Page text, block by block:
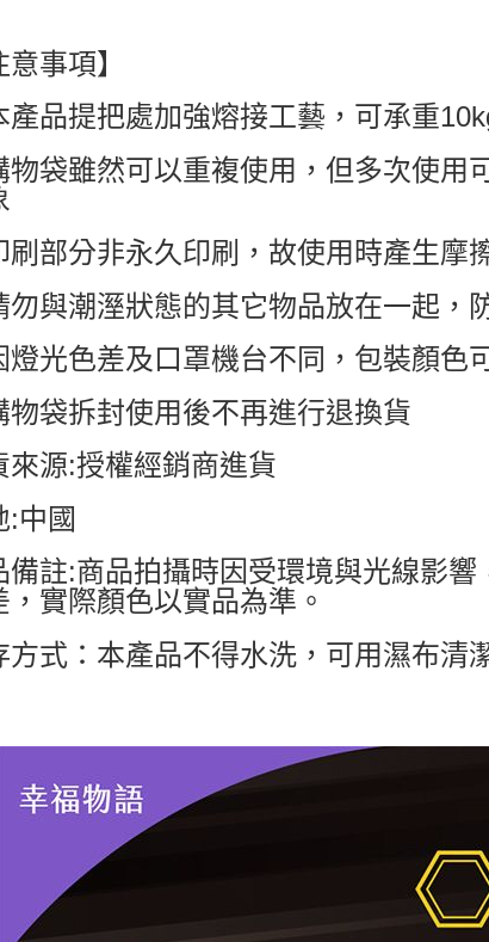
意事項】
產品提把處加強熔接工藝，可承重
物袋雖然可以重複使用，但多次使
刷部分非永久印刷，故使用時產生摩
勿與潮溼狀態的其它物品放在一起，
燈光色差及口罩機台不同，包裝顏
物袋拆封使用後不再進行退換貨
來源:授權經銷商進貨
:中國
備註:商品拍攝時因受環境與光線影
，實際顏色以實品為準。
方式：本產品不得水洗，可用濕布清